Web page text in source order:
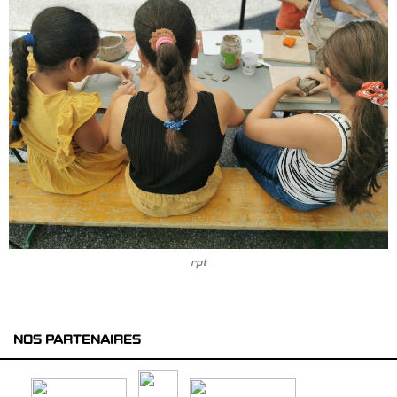
rpt
NOS PARTENAIRES